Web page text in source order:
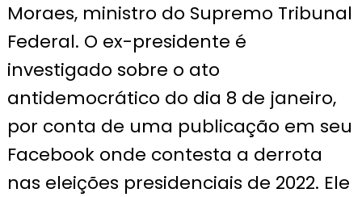
Moraes, ministro do Supremo Tribunal
Federal. O ex-presidente é
investigado sobre o ato
antidemocrático do dia 8 de janeiro,
por conta de uma publicação em seu
Facebook onde contesta a derrota
nas eleições presidenciais de 2022. Ele